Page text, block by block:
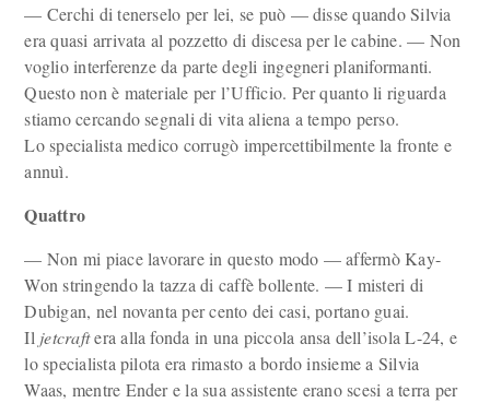
— Cerchi di tenerselo per lei, se può — disse quando Silvia
era quasi arrivata al pozzetto di discesa per le cabine. — Non
voglio interferenze da parte degli ingegneri planiformanti.
Questo non è materiale per l’Ufficio. Per quanto li riguarda
stiamo cercando segnali di vita aliena a tempo perso.
Lo specialista medico corrugò impercettibilmente la fronte e
annuì.
Quattro
— Non mi piace lavorare in questo modo — affermò Kay-
Won strin­gendo la tazza di caffè bollente. — I misteri di
Dubigan, nel novanta per cento dei casi, portano guai.
Il jetcraftera alla fonda in una piccola ansa dell’isola L-24, e
lo specialista pilota era rimasto a bordo insieme a Silvia
Waas, mentre Ender e la sua assistente erano scesi a terra per